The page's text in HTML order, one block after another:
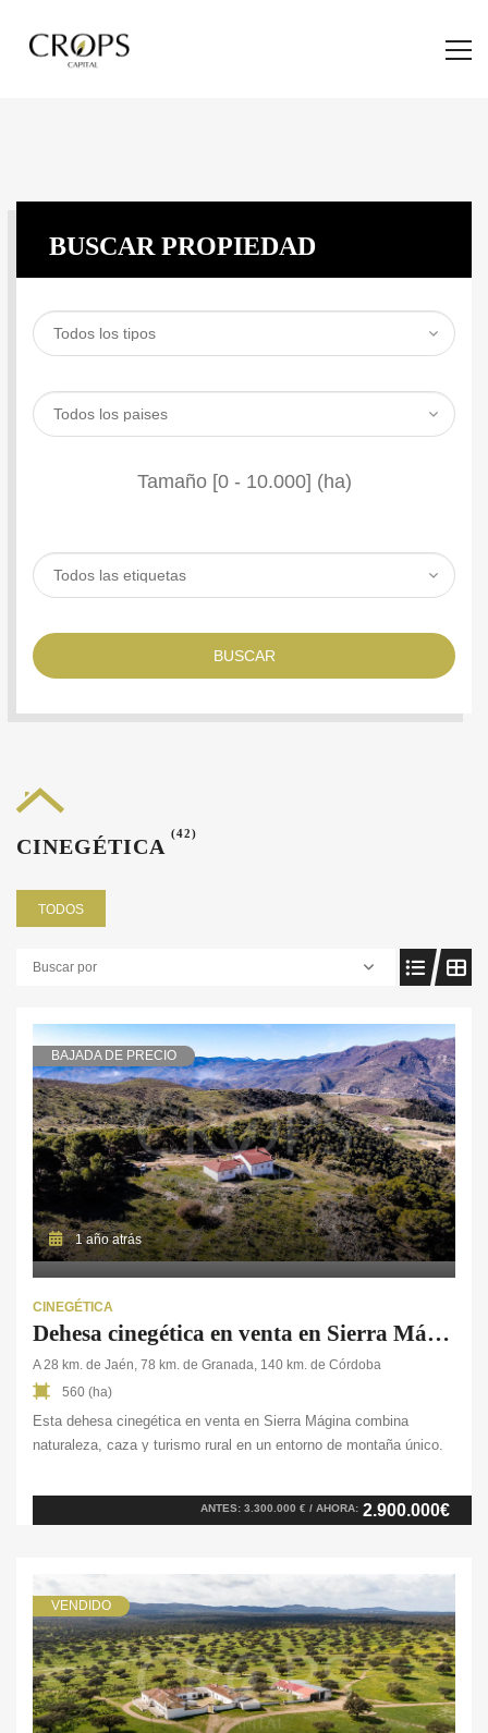
BUSCAR PROPIEDAD
Tamaño [0- 10.000] (ha)
BUSCAR
CINEGÉTICA
(42)
TODOS
Buscar por
BAJADA DE PRECIO
1 año atrás
CINEGÉTICA
Dehesa cinegética en venta en Sierra Mágina con casa rural en activo
A 28 km. de Jaén, 78 km. de Granada, 140 km. de Córdoba
560 (ha)
Esta dehesa cinegética en venta en Sierra Mágina combina
naturaleza, caza y turismo rural en un entorno de montaña único.
valles y cumbres que alcanzan los 1.300 metros de altitud,
ofreciendo un paisaje de gran belleza con pastos, encinas y zonas
ANTES: 3.300.000 € / AHORA: 2.900.000€
VENDIDO